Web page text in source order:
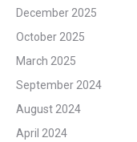
December 2025
October 2025
March 2025
September 2024
August 2024
April 2024